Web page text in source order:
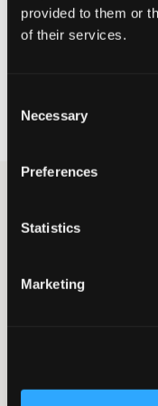
provided to them or
of their services.
Selection
Necessary
Preferences
Statistics
Marketing
VÆLG
Fri fragt over 499 kr
snøring, og der er
med den tilhørende
Snøring
SKU